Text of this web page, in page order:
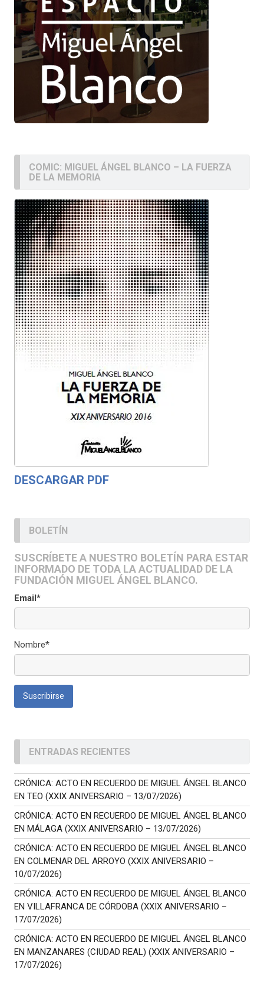
COMIC: MIGUEL ÁNGEL BLANCO – LA FUERZA
DE LA MEMORIA
DESCARGAR PDF
BOLETÍN
SUSCRÍBETE A NUESTRO BOLETÍN PARA ESTAR
INFORMADO DE TODA LA ACTUALIDAD DE LA
FUNDACIÓN MIGUEL ÁNGEL BLANCO.
Email*
Nombre*
ENTRADAS RECIENTES
CRÓNICA: ACTO EN RECUERDO DE MIGUEL ÁNGEL BLANCO
EN TEO (XXIX ANIVERSARIO – 13/07/2026)
CRÓNICA: ACTO EN RECUERDO DE MIGUEL ÁNGEL BLANCO
EN MÁLAGA (XXIX ANIVERSARIO – 13/07/2026)
CRÓNICA: ACTO EN RECUERDO DE MIGUEL ÁNGEL BLANCO
EN COLMENAR DEL ARROYO (XXIX ANIVERSARIO –
10/07/2026)
CRÓNICA: ACTO EN RECUERDO DE MIGUEL ÁNGEL BLANCO
EN VILLAFRANCA DE CÓRDOBA (XXIX ANIVERSARIO –
17/07/2026)
CRÓNICA: ACTO EN RECUERDO DE MIGUEL ÁNGEL BLANCO
EN MANZANARES (CIUDAD REAL) (XXIX ANIVERSARIO –
17/07/2026)